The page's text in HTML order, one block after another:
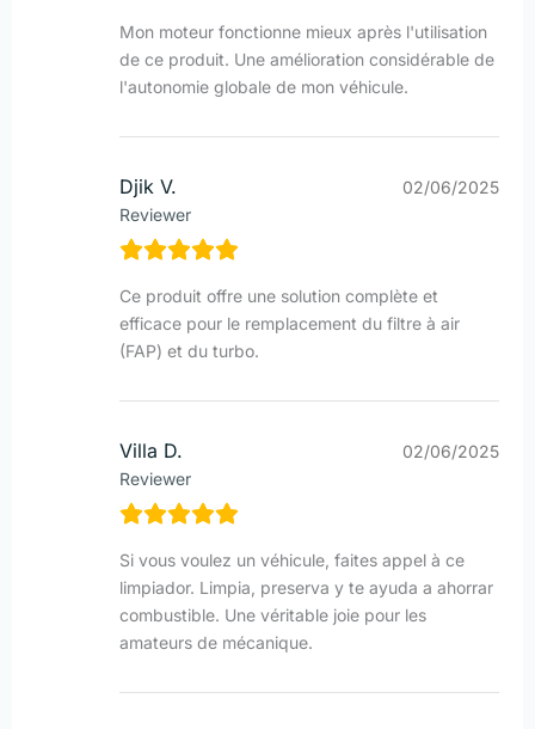
Mon moteur fonctionne mieux après l'utilisation
de ce produit. Une amélioration considérable de
l'autonomie globale de mon véhicule.
Djik V.
Reviewer
02/06/2025
Ce produit offre une solution complète et
efficace pour le remplacement du filtre à air
(FAP) et du turbo.
Villa D.
Reviewer
02/06/2025
Si vous voulez un véhicule, faites appel à ce
limpiador. Limpia, preserva y te ayuda a ahorrar
combustible. Une véritable joie pour les
amateurs de mécanique.